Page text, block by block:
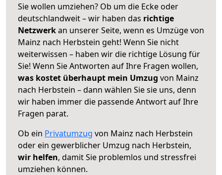
Sie wollen umziehen? Ob um die Ecke oder
deutschlandweit – wir haben das richtige
Netzwerkan unserer Seite, wenn es Umzüge von
Mainz nach Herbstein geht! Wenn Sie nicht
weiterwissen – haben wir die richtige Lösung für
Sie! Wenn Sie Antworten auf Ihre Fragen wollen,
was kostet überhaupt mein Umzug von Mainz
nach Herbstein – dann wählen Sie sie uns, denn
wir haben immer die passende Antwort auf Ihre
Fragen parat.
Ob ein Privatumzug von Mainz nach Herbstein
oder ein gewerblicher Umzug nach Herbstein,
wir helfen, damit Sie problemlos und stressfrei
umziehen können.